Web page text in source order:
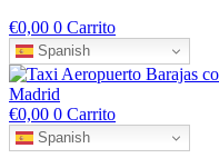
€0,00 0 Carrito
Spanish
€0,00 0 Carrito
Spanish